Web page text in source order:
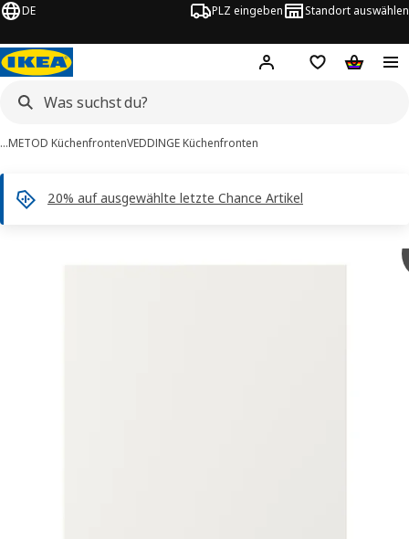
DE PLZ eingeben Standort auswählen
Hej! Hier einloggen
Merkzettel
…METOD KüchenfrontenVEDDINGE Küchenfronten
20% auf ausgewählte letzte Chance Artikel